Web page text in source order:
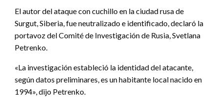
El autor del ataque con cuchillo en la ciudad rusa de
Surgut, Siberia, fue neutralizado e identificado, declaró la
portavoz del Comité de Investigación de Rusia, Svetlana
Petrenko.
«La investigación estableció la identidad del atacante,
según datos preliminares, es un habitante local nacido en
1994», dijo Petrenko.